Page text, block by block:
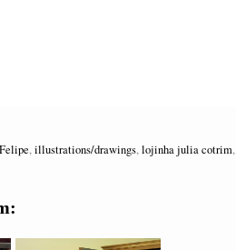
,illustrations/drawings,lojinha julia cotrim,